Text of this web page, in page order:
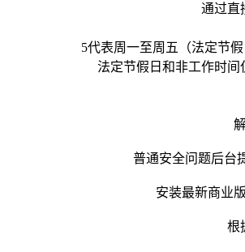
通过直
5代表周一至周五（法定节
法定节假日和非工作时
普通安全问题后台
安装最新商业
根